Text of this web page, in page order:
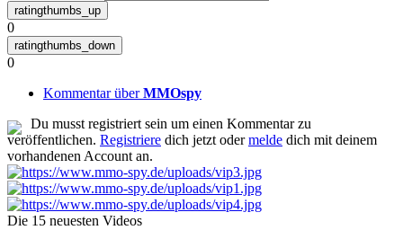
0
0
Kommentar überMMOspy
Du musst registriert sein um einen Kommentar zu
veröffentlichen. Registriere dich jetzt odermelde dich mit deinem
vorhandenen Account an.
Die 15 neuesten Videos